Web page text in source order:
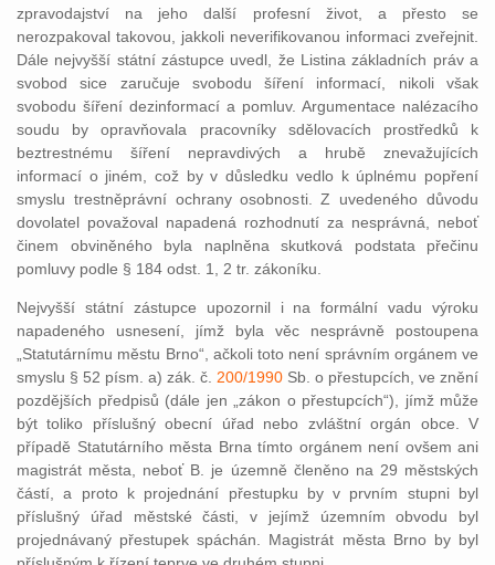
zpravodajství na jeho další profesní život, a přesto se
nerozpakoval takovou, jakkoli neverifikovanou informaci zveřejnit.
Dále nejvyšší státní zástupce uvedl, že Listina základních práv a
svobod sice zaručuje svobodu šíření informací, nikoli však
svobodu šíření dezinformací a pomluv. Argumentace nalézacího
soudu by opravňovala pracovníky sdělovacích prostředků k
beztrestnému šíření nepravdivých a hrubě znevažujících
informací o jiném, což by v důsledku vedlo k úplnému popření
smyslu trestněprávní ochrany osobnosti. Z uvedeného důvodu
dovolatel považoval napadená rozhodnutí za nesprávná, neboť
činem obviněného byla naplněna skutková podstata přečinu
pomluvy podle § 184 odst. 1, 2 tr. zákoníku.
Nejvyšší státní zástupce upozornil i na formální vadu výroku
napadeného usnesení, jímž byla věc nesprávně postoupena
„Statutárnímu městu Brno“, ačkoli toto není správním orgánem ve
smyslu § 52 písm. a) zák. č. 200/1990 Sb. o přestupcích, ve znění
pozdějších předpisů (dále jen „zákon o přestupcích“), jímž může
být toliko příslušný obecní úřad nebo zvláštní orgán obce. V
případě Statutárního města Brna tímto orgánem není ovšem ani
magistrát města, neboť B. je územně členěno na 29 městských
částí, a proto k projednání přestupku by v prvním stupni byl
příslušný úřad městské části, v jejímž územním obvodu byl
projednávaný přestupek spáchán. Magistrát města Brno by byl